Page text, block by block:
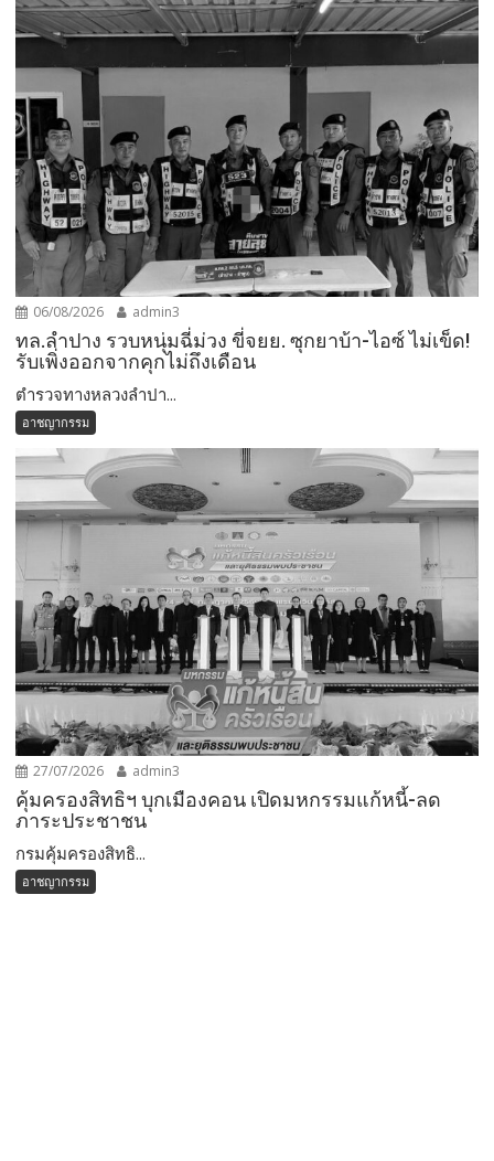
06/08/2026 admin3
ทล.ลำปาง รวบหนุ่มฉี่ม่วง ขี่จยย. ซุกยาบ้า-ไอซ์ ไม่เข็ด!
รับเพิ่งออกจากคุกไม่ถึงเดือน
ตำรวจทางหลวงลำปา...
อาชญากรรม
27/07/2026 admin3
คุ้มครองสิทธิฯ บุกเมืองคอน เปิดมหกรรมแก้หนี้-ลด
ภาระประชาชน
กรมคุ้มครองสิทธิ...
อาชญากรรม